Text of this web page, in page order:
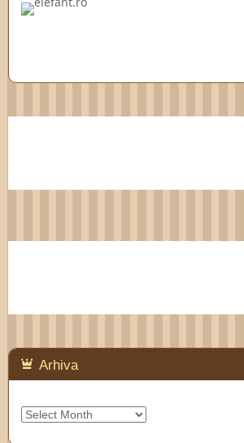
Arhiva
Arhiva